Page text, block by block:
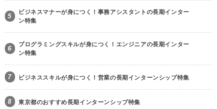
5
ビジネスマナーが身につく！事務アシスタントの長期インター
ン特集
6
プログラミングスキルが身につく！エンジニアの長期インター
ン特集
7 ビジネススキルが身につく！営業の長期インターンシップ特集
8 東京都のおすすめ長期インターンシップ特集